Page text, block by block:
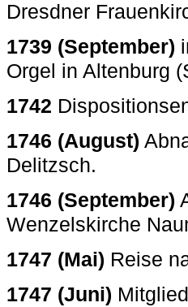
Dresdner
1739 (September)
Orgel in Altenburg
1742
1746 (August)
Delitzsch.
1746 (September)
Wenzelskirche
1747 (Mai) Reise
1747 (Juni)